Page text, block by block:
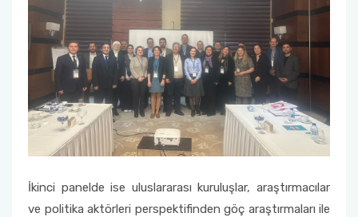
İkinci panelde ise uluslararası kuruluşlar, araştırmacılar
ve politika aktörleri perspektifinden göç araştırmaları ile